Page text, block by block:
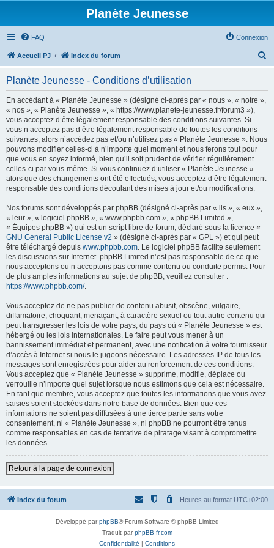
Planète Jeunesse
FAQ Connexion
Accueil PJ Index du forum
Planète Jeunesse - Conditions d’utilisation
En accédant à « Planète Jeunesse » (désigné ci-après par « nous », « notre »,
« nos », « Planète Jeunesse », « https://www.planete-jeunesse.fr/forum3 »),
vous acceptez d’être légalement responsable des conditions suivantes. Si
vous n’acceptez pas d’être légalement responsable de toutes les conditions
suivantes, alors n’accédez pas et/ou n’utilisez pas « Planète Jeunesse ». Nous
pouvons modifier celles-ci à n’importe quel moment et nous ferons tout pour
que vous en soyez informé, bien qu’il soit prudent de vérifier régulièrement
celles-ci par vous-même. Si vous continuez d’utiliser « Planète Jeunesse »
alors que des changements ont été effectués, vous acceptez d’être légalement
responsable des conditions découlant des mises à jour et/ou modifications.
Nos forums sont développés par phpBB (désigné ci-après par « ils », « eux »,
« leur », « logiciel phpBB », « www.phpbb.com », « phpBB Limited »,
« Équipes phpBB ») qui est un script libre de forum, déclaré sous la licence «
GNU General Public License v2 » (désigné ci-après par « GPL ») et qui peut
être téléchargé depuis www.phpbb.com. Le logiciel phpBB facilite seulement
les discussions sur Internet. phpBB Limited n’est pas responsable de ce que
nous acceptons ou n’acceptons pas comme contenu ou conduite permis. Pour
de plus amples informations au sujet de phpBB, veuillez consulter :
https://www.phpbb.com/.
Vous acceptez de ne pas publier de contenu abusif, obscène, vulgaire,
diffamatoire, choquant, menaçant, à caractère sexuel ou tout autre contenu qui
peut transgresser les lois de votre pays, du pays où « Planète Jeunesse » est
hébergé ou les lois internationales. Le faire peut vous mener à un
bannissement immédiat et permanent, avec une notification à votre fournisseur
d’accès à Internet si nous le jugeons nécessaire. Les adresses IP de tous les
messages sont enregistrées pour aider au renforcement de ces conditions.
Vous acceptez que « Planète Jeunesse » supprime, modifie, déplace ou
verrouille n’importe quel sujet lorsque nous estimons que cela est nécessaire.
En tant que membre, vous acceptez que toutes les informations que vous avez
saisies soient stockées dans notre base de données. Bien que ces
informations ne soient pas diffusées à une tierce partie sans votre
consentement, ni « Planète Jeunesse », ni phpBB ne pourront être tenus
comme responsables en cas de tentative de piratage visant à compromettre
les données.
Retour à la page de connexion
Index du forum Heures au format UTC+02:00
Développé parphpBB® Forum Software © phpBB Limited
Traduit parphpBB-fr.com
Confidentialité | Conditions